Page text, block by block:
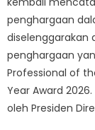
penghargaan
diselenggarakan
penghargaan
Professional of
Year Award
oleh Presiden